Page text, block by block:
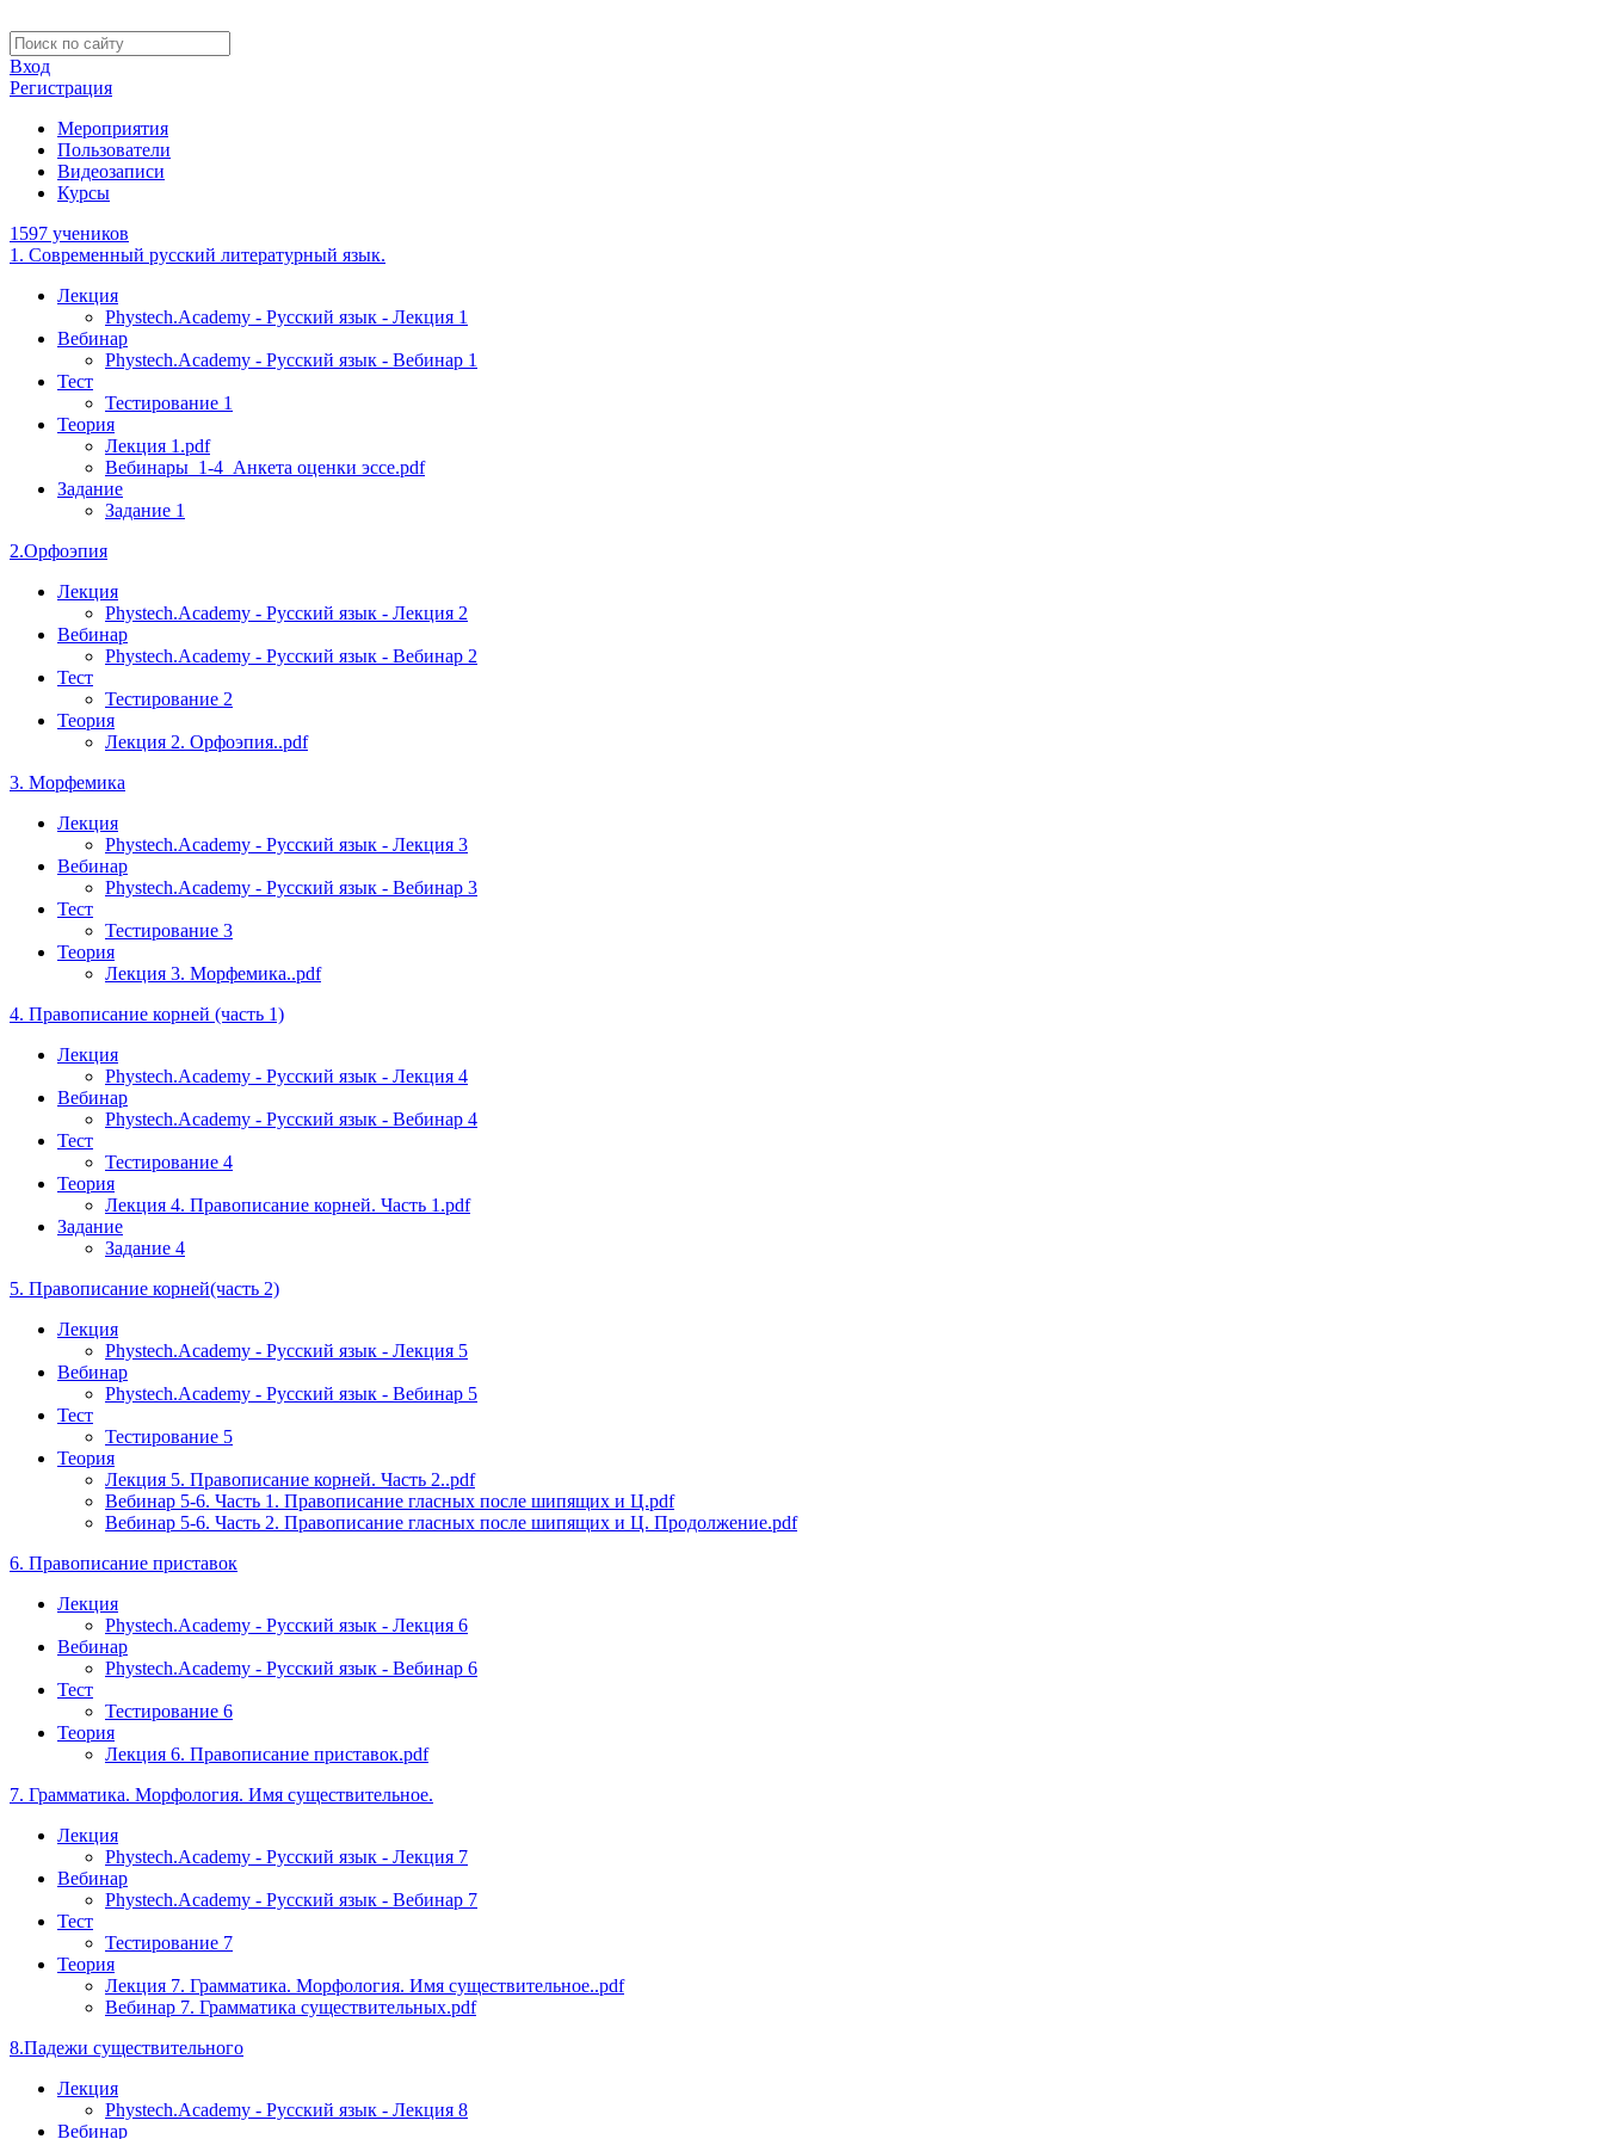
Вход
Регистрация
Мероприятия
Пользователи
Видеозаписи
Курсы
1597 учеников
1. Современный русский литературный язык.
Лекция
Phystech.Academy - Русский язык - Лекция 1
Вебинар
Phystech.Academy - Русский язык - Вебинар 1
Тест
Тестирование 1
Теория
Лекция 1.pdf
Вебинары_1-4_Анкета оценки эссе.pdf
Задание
Задание 1
2.Орфоэпия
Лекция
Phystech.Academy - Русский язык - Лекция 2
Вебинар
Phystech.Academy - Русский язык - Вебинар 2
Тест
Тестирование 2
Теория
Лекция 2. Орфоэпия..pdf
3. Морфемика
Лекция
Phystech.Academy - Русский язык - Лекция 3
Вебинар
Phystech.Academy - Русский язык - Вебинар 3
Тест
Тестирование 3
Теория
Лекция 3. Морфемика..pdf
4. Правописание корней (часть 1)
Лекция
Phystech.Academy - Русский язык - Лекция 4
Вебинар
Phystech.Academy - Русский язык - Вебинар 4
Тест
Тестирование 4
Теория
Лекция 4. Правописание корней. Часть 1.pdf
Задание
Задание 4
5. Правописание корней(часть 2)
Лекция
Phystech.Academy - Русский язык - Лекция 5
Вебинар
Phystech.Academy - Русский язык - Вебинар 5
Тест
Тестирование 5
Теория
Лекция 5. Правописание корней. Часть 2..pdf
Вебинар 5-6. Часть 1. Правописание гласных после шипящих и Ц.pdf
Вебинар 5-6. Часть 2. Правописание гласных после шипящих и Ц. Продолжение.pdf
6. Правописание приставок
Лекция
Phystech.Academy - Русский язык - Лекция 6
Вебинар
Phystech.Academy - Русский язык - Вебинар 6
Тест
Тестирование 6
Теория
Лекция 6. Правописание приставок.pdf
7. Грамматика. Морфология. Имя существительное.
Лекция
Phystech.Academy - Русский язык - Лекция 7
Вебинар
Phystech.Academy - Русский язык - Вебинар 7
Тест
Тестирование 7
Теория
Лекция 7. Грамматика. Морфология. Имя существительное..pdf
Вебинар 7. Грамматика существительных.pdf
8.Падежи существительного
Лекция
Phystech.Academy - Русский язык - Лекция 8
Вебинар